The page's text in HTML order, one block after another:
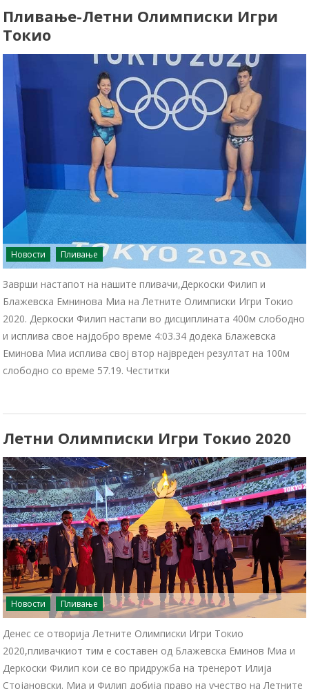
Пливање-Летни Олимписки Игри
Токио
Новости Пливање
Заврши настапот на нашите пливачи,Деркоски Филип и
Блажевска Емнинова Миа на Летните Олимписки Игри Токио
2020. Деркоски Филип настапи во дисциплината 400м слободно
и исплива свое најдобро време 4:03.34 додека Блажевска
Еминова Миа исплива свој втор највреден резултат на 100м
слободно со време 57.19. Честитки
Летни Олимписки Игри Токио 2020
Новости Пливање
Денес се отворија Летните Олимписки Игри Токио
2020,пливачкиот тим е составен од Блажевска Еминов Миа и
Деркоски Филип кои се во придружба на тренерот Илија
Стојановски. Миа и Филип добија право на учество на Летните